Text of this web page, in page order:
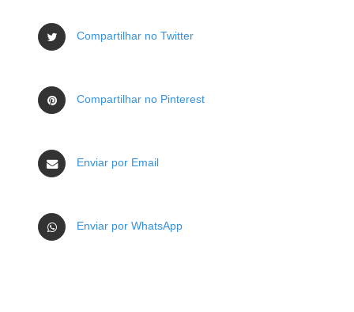
Compartilhar no Twitter
Compartilhar no Pinterest
Enviar por Email
Enviar por WhatsApp